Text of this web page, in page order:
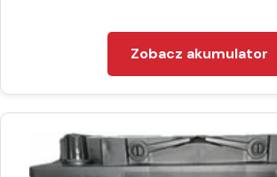
Zobacz akumulator